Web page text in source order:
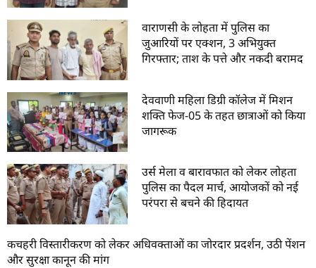
वाराणसी के लोहता में पुलिस का
जुआरियों पर एक्शन, 3 अभियुक्त
गिरफ्तार; ताश के पत्ते और नकदी बरामद
देववाणी महिला डिग्री कॉलेज में मिशन
शक्ति फेज-05 के तहत छात्राओं को किया
जागरूक
उर्स मेला व बारावफात को लेकर लोहता
पुलिस का पैदल मार्च, आयोजकों को नई
परंपरा से बचने की हिदायत
कचहरी विस्तारीकरण को लेकर अधिवक्ताओं का जोरदार प्रदर्शन, उठी पेंशन
और सुरक्षा कानून की मांग